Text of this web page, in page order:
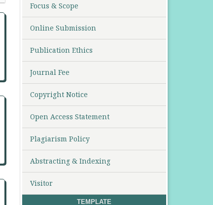
Focus & Scope
Online Submission
Publication Ethics
Journal Fee
Copyright Notice
Open Access Statement
Plagiarism Policy
Abstracting & Indexing
Visitor
TEMPLATE